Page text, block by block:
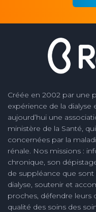
Créée en 2002 par une
expérience de la dialyse
aujourd’hui une
ministère de la Santé,
concernées par la
rénale. Nos missions :
chronique, son
de suppléance que sont
dialyse, soutenir et
proches, défendre leurs
qualité des soins des